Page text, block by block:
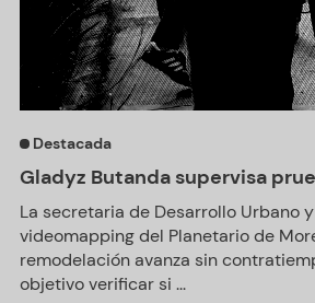
Destacada
Gladyz Butanda supervisa
La secretaria de Desarrollo Urbano
videomapping del Planetario de
remodelación avanza sin
objetivo verificar si ...